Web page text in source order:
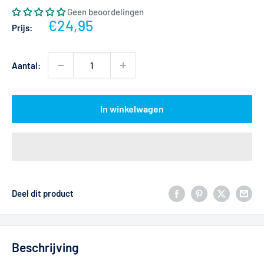
Geen beoordelingen
Prijs:
Actieprijs
€24,95
Aantal:
In winkelwagen
Deel dit product
Beschrijving